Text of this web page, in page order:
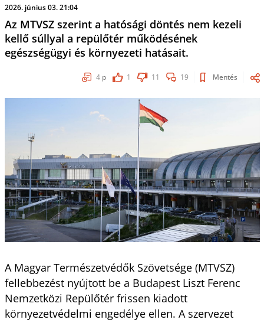
2026. június 03. 21:04
Az MTVSZ szerint a hatósági döntés nem kezeli
kellő súllyal a repülőtér működésének
egészségügyi és környezeti hatásait.
4 p 1 11 19 Mentés
A Magyar Természetvédők Szövetsége (MTVSZ)
fellebbezést nyújtott be a Budapest Liszt Ferenc
Nemzetközi Repülőtér frissen kiadott
környezetvédelmi engedélye ellen. A szervezet